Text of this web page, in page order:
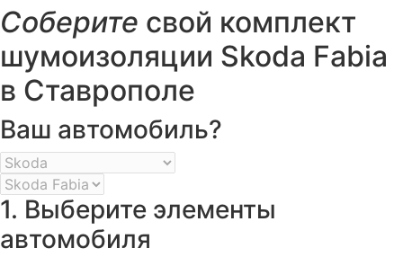
Соберите свой комплект
шумоизоляции Skoda Fabia
в Ставрополе
Ваш автомобиль?
1. Выберите элементы
автомобиля